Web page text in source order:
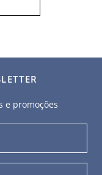
e promoções